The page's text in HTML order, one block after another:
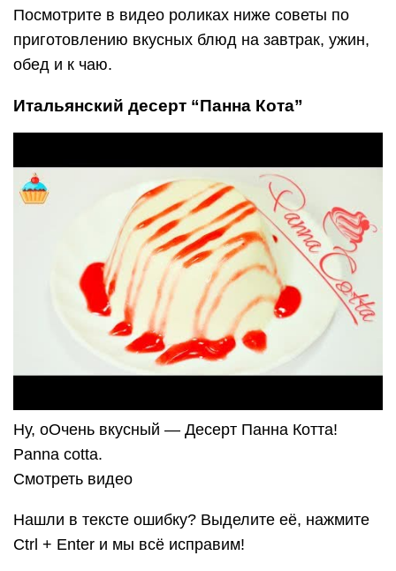
Посмотрите в видео роликах ниже советы по
приготовлению вкусных блюд на завтрак, ужин,
обед и к чаю.
Итальянский десерт “Панна Кота”
Ну, оОчень вкусный — Десерт Панна Котта!
Panna cotta.
Смотреть видео
Нашли в тексте ошибку? Выделите её, нажмите
Ctrl + Enter и мы всё исправим!